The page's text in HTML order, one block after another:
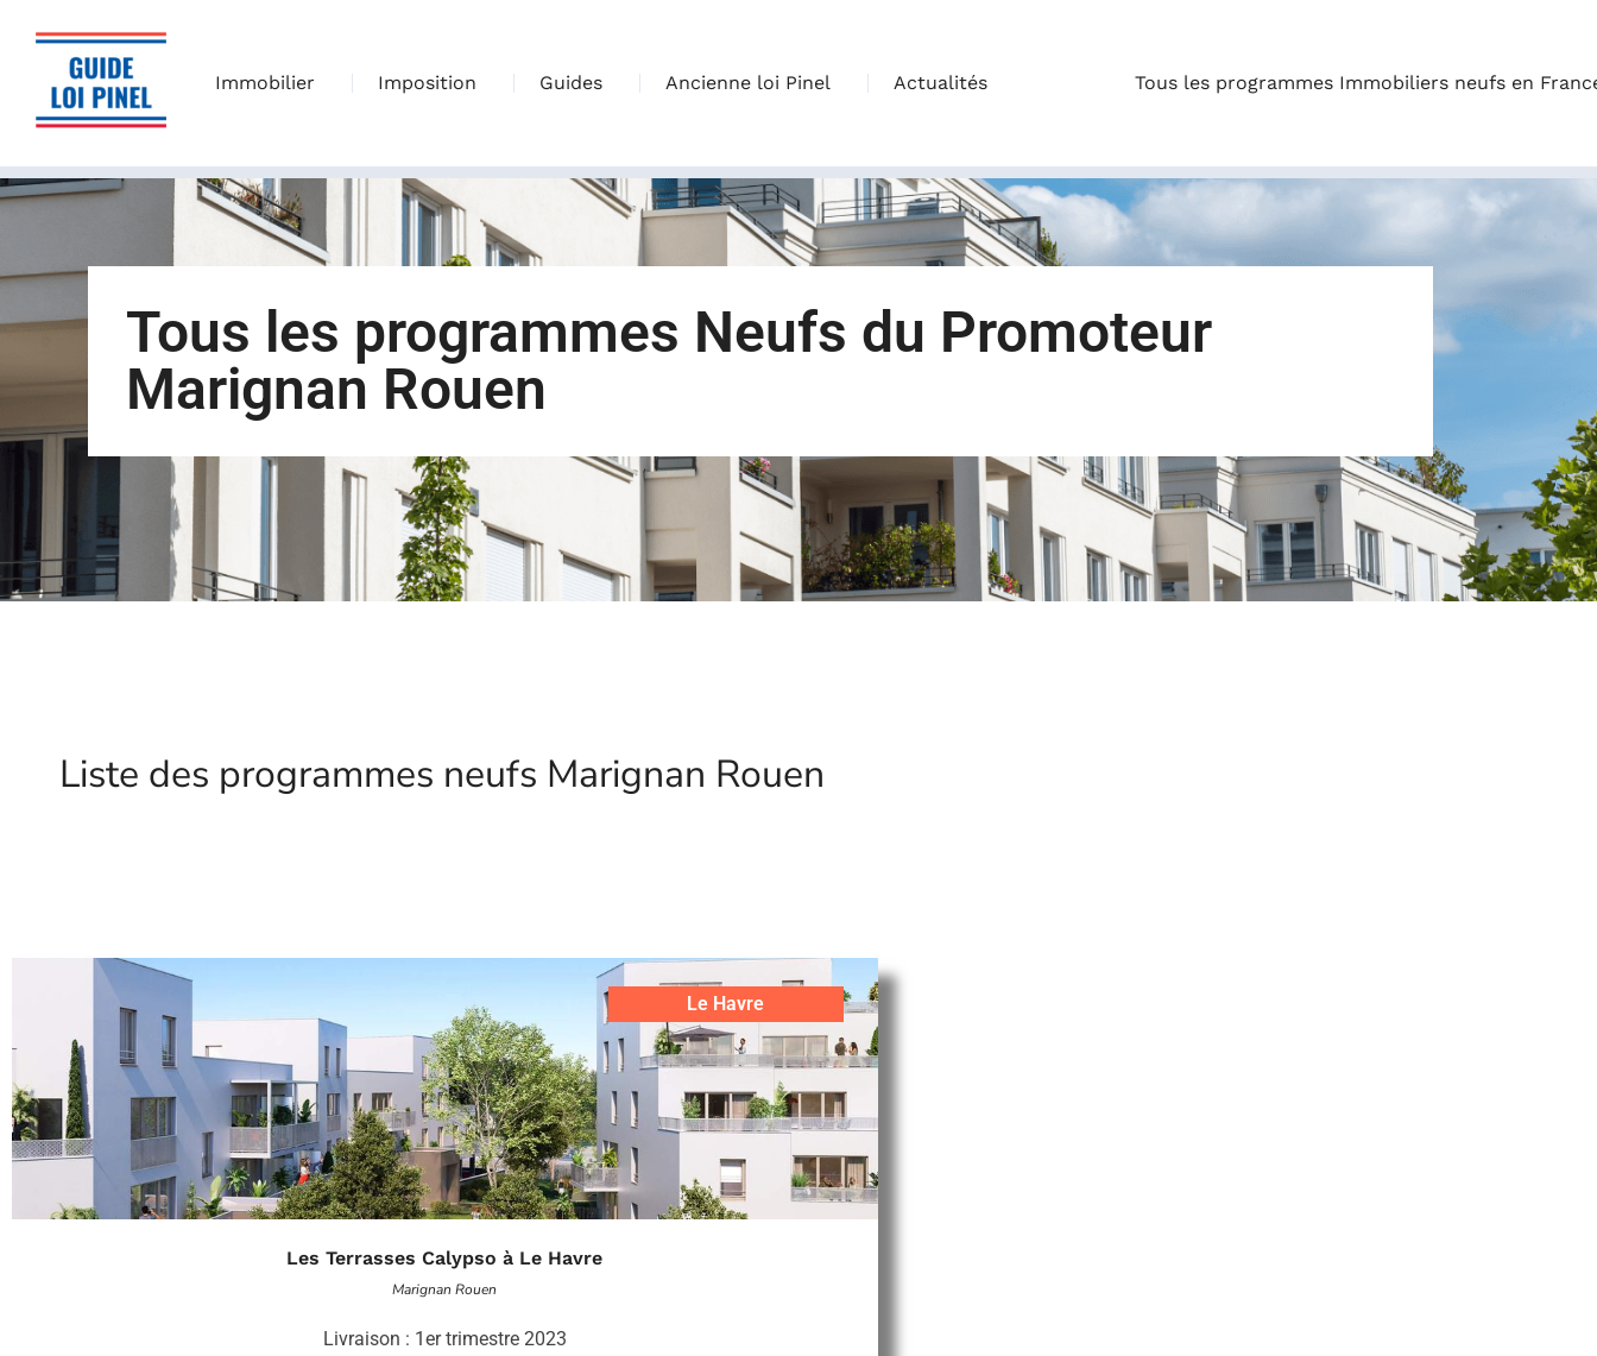
Immobilier Imposition Guides Ancienne loi Pinel Actualités Tous les programmes Immobiliers neufs en
Tous les programmes Neufs du Promoteur
Marignan Rouen
Liste des programmes neufs Marignan Rouen
Le Havre
Les Terrasses Calypso à Le Havre
Marignan Rouen
Livraison : 1er trimestre 2023